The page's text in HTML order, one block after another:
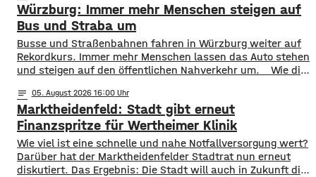
Würzburg: Immer mehr Menschen steigen auf
Bus und Straba um
​​Busse und Straßenbahnen fahren in Würzburg weiter auf
Rekordkurs. Immer mehr Menschen lassen das Auto stehen
und steigen auf den öffentlichen Nahverkehr um. ​Wie die
so viele Fahrgäste transportiert wie nie zuvor. Insgesamt
waren knapp 18 Millionen Menschen im öffentlichen
Nahverkehr unterwegs. ​Besonders deutlich zeigt sich
notes 05. August 2026 16:00
Marktheidenfeld: Stadt gibt erneut
Finanzspritze für Wertheimer Klinik
​​Wie viel ist eine schnelle und nahe Notfallversorgung wert?
Darüber hat der Marktheidenfelder Stadtrat nun erneut
diskutiert. Das Ergebnis: Die Stadt will auch in Zukunft die